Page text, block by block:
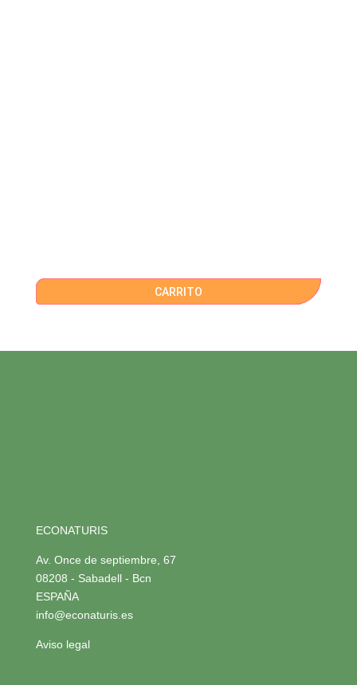
CARRITO
ECONATURIS
Av. Once de septiembre, 67
08208 - Sabadell - Bcn
ESPAÑA
info@econaturis.es
Aviso legal